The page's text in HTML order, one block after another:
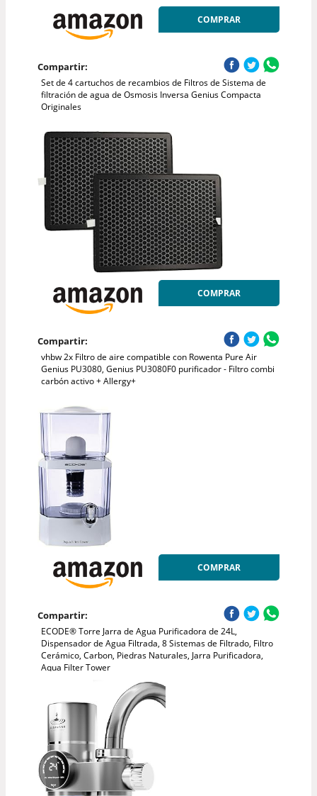
COMPRAR
Compartir:
Set de 4 cartuchos de recambios de Filtros de Sistema de
filtración de agua de Osmosis Inversa Genius Compacta
Originales
COMPRAR
Compartir:
vhbw 2x Filtro de aire compatible con Rowenta Pure Air
Genius PU3080, Genius PU3080F0 purificador - Filtro combi
carbón activo + Allergy+
COMPRAR
Compartir:
ECODE® Torre Jarra de Agua Purificadora de 24L,
Dispensador de Agua Filtrada, 8 Sistemas de Filtrado, Filtro
Cerámico, Carbon, Piedras Naturales, Jarra Purificadora,
Aqua Filter Tower